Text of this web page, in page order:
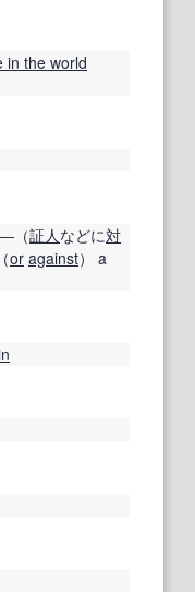
in the world
―（証人 などに対
（or against） a